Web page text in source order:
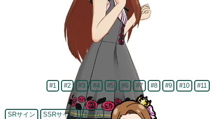
#1 #2 #3 #4 #5 #6 #7 #8 #9 #10 #11
SRサイン SSRサイン ネーム